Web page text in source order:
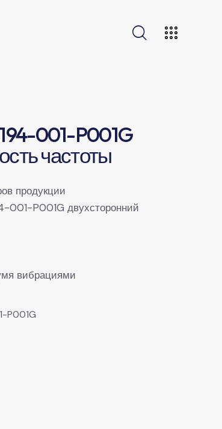
001-P001G
частоты
продукции
001-P001G двухсторонний
вибрациями
P001G